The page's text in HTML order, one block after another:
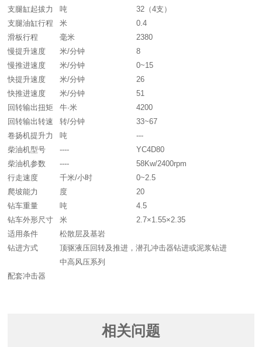
支腿缸起拔力
吨
32（4支）
支腿油缸行程
米
0.4
滑板行程
毫米
2380
慢提升速度
米/分钟
8
慢推进速度
米/分钟
0~15
快提升速度
米/分钟
26
快推进速度
米/分钟
51
回转输出扭矩
牛·米
4200
回转输出转速
转/分钟
33~67
卷扬机提升力
吨
---
柴油机型号
----
YC4D80
柴油机参数
----
58Kw/2400rpm
行走速度
千米/小时
0~2.5
爬坡能力
度
20
钻车重量
吨
4.5
钻车外形尺寸
米
2.7×1.55×2.35
适用条件
松散层及基岩
钻进方式
顶驱液压回转及推进，潜孔冲击器钻进或泥浆钻进
配套冲击器
中高风压系列
相关问题